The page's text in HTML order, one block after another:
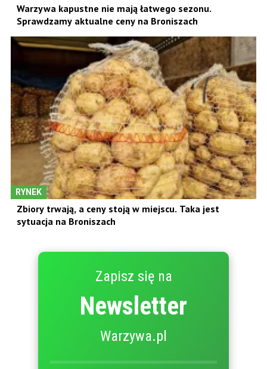
Warzywa kapustne nie mają łatwego sezonu.
Sprawdzamy aktualne ceny na Broniszach
RYNEK
Zbiory trwają, a ceny stoją w miejscu. Taka jest
sytuacja na Broniszach
Zapisz się na
Newsletter
Warzywa.pl